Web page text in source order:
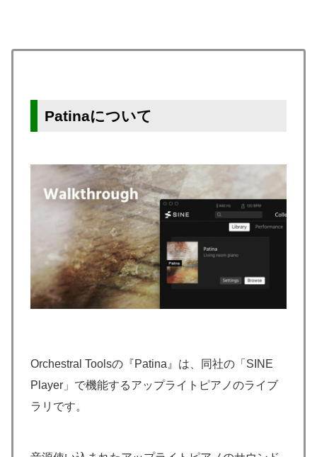
Patinaについて
Orchestral Toolsの『Patina』は、同社の「SINE
Player」で機能するアップライトピアノのライブ
ラリです。